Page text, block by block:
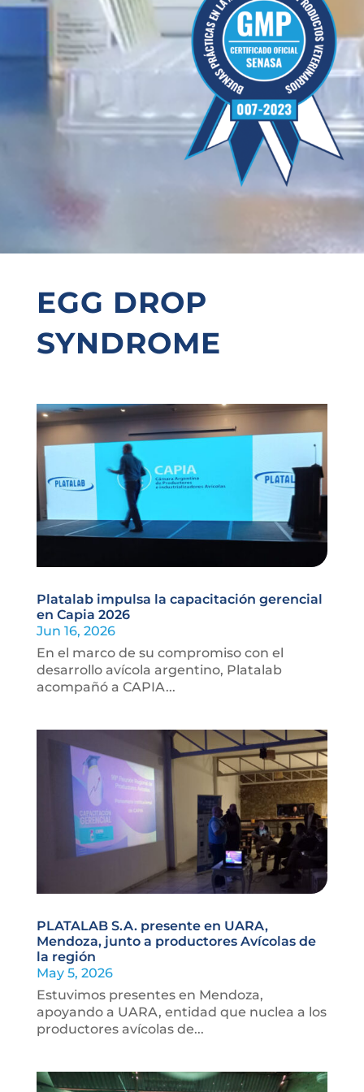
EGG DROP
SYNDROME
Platalab impulsa la capacitación gerencial
en Capia 2026
Jun 16, 2026
En el marco de su compromiso con el
desarrollo avícola argentino, Platalab
acompañó a CAPIA...
PLATALAB S.A. presente en UARA,
Mendoza, junto a productores Avícolas de
la región
May 5, 2026
Estuvimos presentes en Mendoza,
apoyando a UARA, entidad que nuclea a los
productores avícolas de...